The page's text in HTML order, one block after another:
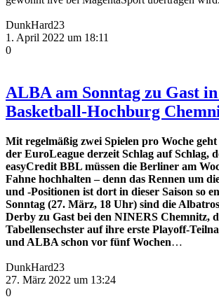
DunkHard23
1. April 2022 um 18:11
0
ALBA am Sonntag zu Gast
Basketball-Hochburg
Mit regelmäßig zwei Spielen pro Woche
der EuroLeague derzeit Schlag auf Schlag,
easyCredit BBL müssen die Berliner am
Fahne hochhalten – denn das Rennen um
und -Positionen ist dort in dieser Saison so
Sonntag (27. März, 18 Uhr) sind die
Derby zu Gast bei den NINERS Chemnitz,
Tabellensechster auf ihre erste Playoff-
und ALBA schon vor fünf Wochen…
DunkHard23
27. März 2022 um 13:24
0